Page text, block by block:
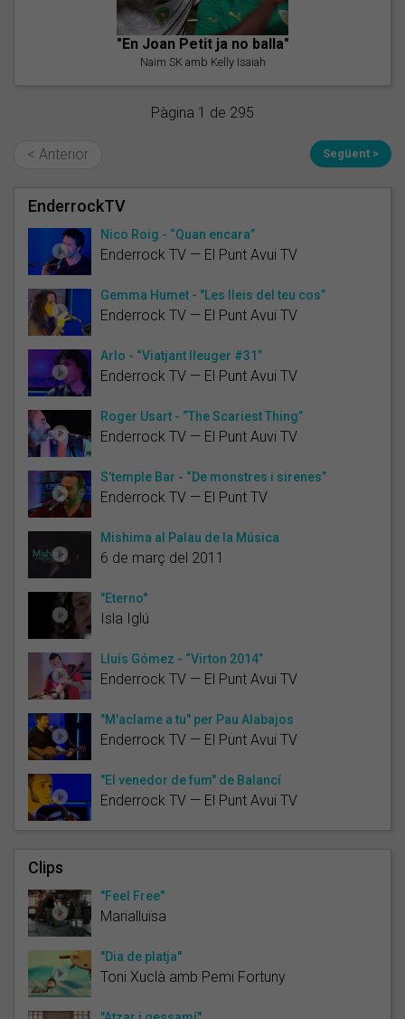
"En Joan Petit ja no balla"
Naim SK amb Kelly Isaiah
Pàgina 1 de 295
< Anterior Següent >
EnderrockTV
Nico Roig - “Quan encara”
Enderrock TV — El Punt Avui TV
Gemma Humet - "Les lleis del teu cos”
Enderrock TV — El Punt Avui TV
Arlo - “Viatjant lleuger #31”
Enderrock TV — El Punt Avui TV
Roger Usart - “The Scariest Thing”
Enderrock TV — El Punt Auvi TV
S’temple Bar - “De monstres i sirenes”
Enderrock TV — El Punt TV
Mishima al Palau de la Música
6 de març del 2011
"Eterno"
Isla Iglú
Lluís Gómez - “Virton 2014”
Enderrock TV — El Punt Avui TV
"M'aclame a tu" per Pau Alabajos
Enderrock TV — El Punt Avui TV
"El venedor de fum" de Balancí
Enderrock TV — El Punt Avui TV
Clips
"Feel Free"
Marialluïsa
"Dia de platja"
Toni Xuclà amb Pemi Fortuny